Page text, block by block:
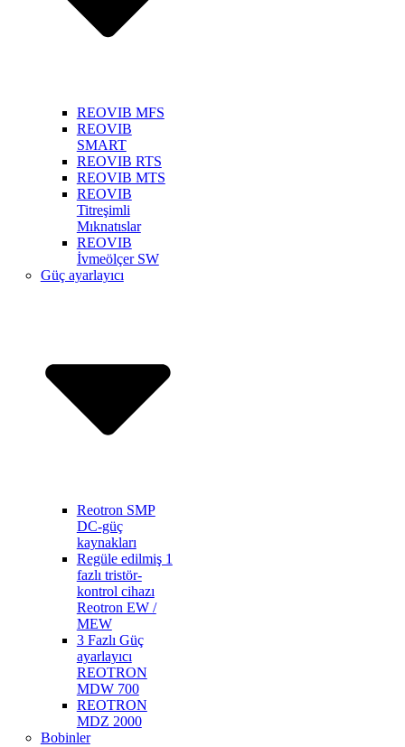
REOVIB MFS
REOVIB
SMART
REOVIB RTS
REOVIB MTS
REOVIB
Titreşimli
Mıknatıslar
REOVIB
İvmeölçer SW
Güç ayarlayıcı
Reotron SMP
DC-güç
kaynakları
Regüle edilmiş 1
fazlı tristör-
kontrol cihazı
Reotron EW /
MEW
3 Fazlı Güç
ayarlayıcı
REOTRON
MDW 700
REOTRON
MDZ 2000
Bobinler